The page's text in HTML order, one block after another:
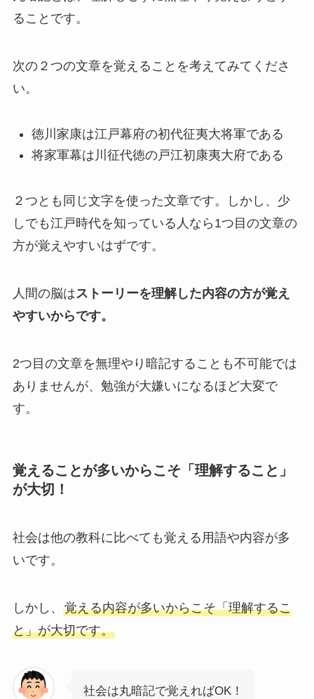
ることです。
次の２つの文章を覚えることを考えてみてくださ
い。
徳川家康は江戸幕府の初代征夷大将軍である
将家軍幕は川征代徳の戸江初康夷大府である
２つとも同じ文字を使った文章です。しかし、少
しでも江戸時代を知っている人なら1つ目の文章の
方が覚えやすいはずです。
人間の脳はストーリーを理解した内容の方が覚え
やすいからです。
2つ目の文章を無理やり暗記することも不可能では
ありませんが、勉強が大嫌いになるほど大変で
す。
覚えることが多いからこそ「理解すること」
が大切！
社会は他の教科に比べても覚える用語や内容が多
いです。
しかし、 覚える内容が多いからこそ「理解するこ
と」が大切です。
社会は丸暗記で覚えればOK！